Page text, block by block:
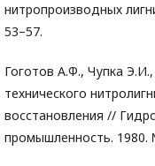
нитропроизводных
53–57.
Гоготов А.Ф., Чупка
технического
восстановления //
промышленность. 1980.